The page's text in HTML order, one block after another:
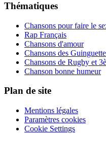
Thématiques
Chansons pour faire le
Rap Français
Chansons d'amour
Chansons des
Chansons de Rugby et
Chanson bonne humeur
Plan de site
Mentions légales
Paramètres cookies
Cookie Settings